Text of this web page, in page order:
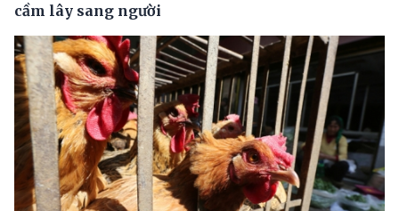
cầm lây sang người